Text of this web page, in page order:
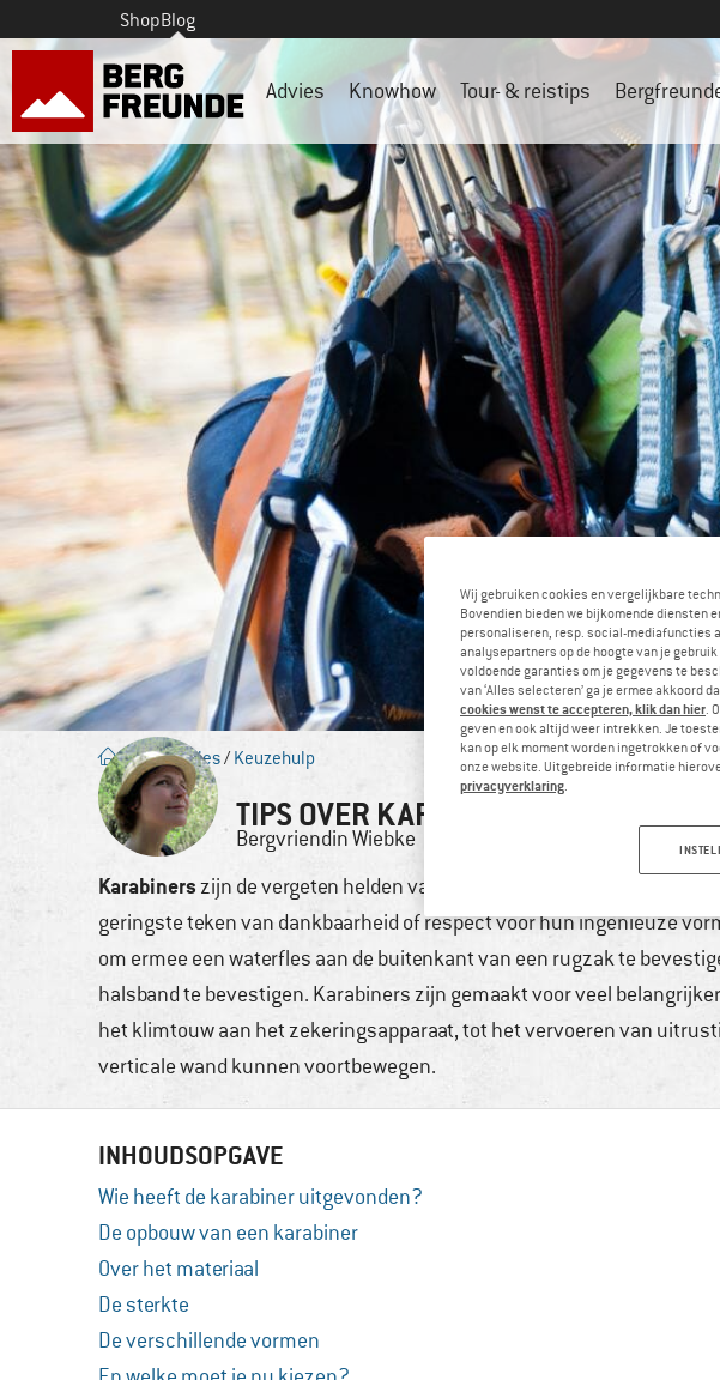
ShopBlog
Advies Knowhow Tour- & reistips
Blog/Advies/ Keuzehulp
TIPS OVER KARABINERS: DE
BergvriendinWiebke
Karabinerszijn de vergeten helden van het klimmen. Ze redden
geringste teken van dankbaarheid of respect voor hun ingenieuze
om ermee een waterfles aan de buitenkant van een rugzak te
halsband te bevestigen. Karabiners zijn gemaakt voor veel
het klimtouw aan het zekeringsapparaat, tot het vervoeren van
verticale wand kunnen voortbewegen.
INHOUDSOPGAVE
Wie heeft de karabiner uitgevonden?
De opbouw van een karabiner
Over het materiaal
De sterkte
De verschillende vormen
Wij gebruiken cookies en vergelijkbare
Bovendien bieden we bijkomende diensten
personaliseren, resp. social-mediafuncties
analysepartners op de hoogte van je
voldoende garanties om je gegevens te
van ‘Alles selecteren’ ga je ermee akkoord
cookies wenst te accepteren, klik dan hier.
geven en ook altijd weer intrekken. Je
kan op elk moment worden ingetrokken of
onze website. Uitgebreide informatie
privacyverklaring.